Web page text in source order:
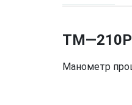
ТМ—210Р
Манометр